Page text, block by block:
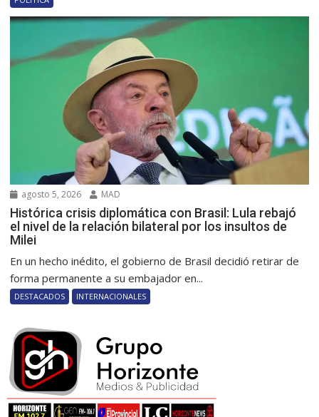
agosto 5, 2026 MAD
Histórica crisis diplomática con Brasil: Lula rebajó
el nivel de la relación bilateral por los insultos de
Milei
En un hecho inédito, el gobierno de Brasil decidió retirar de
forma permanente a su embajador en...
DESTACADOS INTERNACIONALES